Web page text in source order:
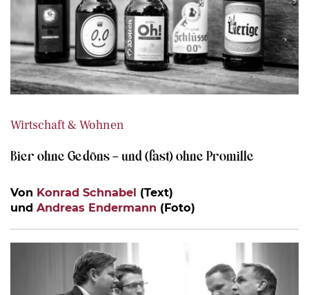
Wirtschaft & Wohnen
Bier ohne Gedöns – und (fast) ohne Promille
Von Konrad Schnabel (Text)
und Andreas Endermann (Foto)